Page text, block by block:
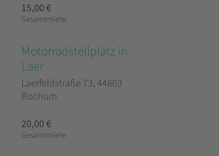
15,00 €
Gesamtmiete
Motorradstellplatz in
Laer
Laerfeldstraße 73, 44803
Bochum
20,00 €
Gesamtmiete